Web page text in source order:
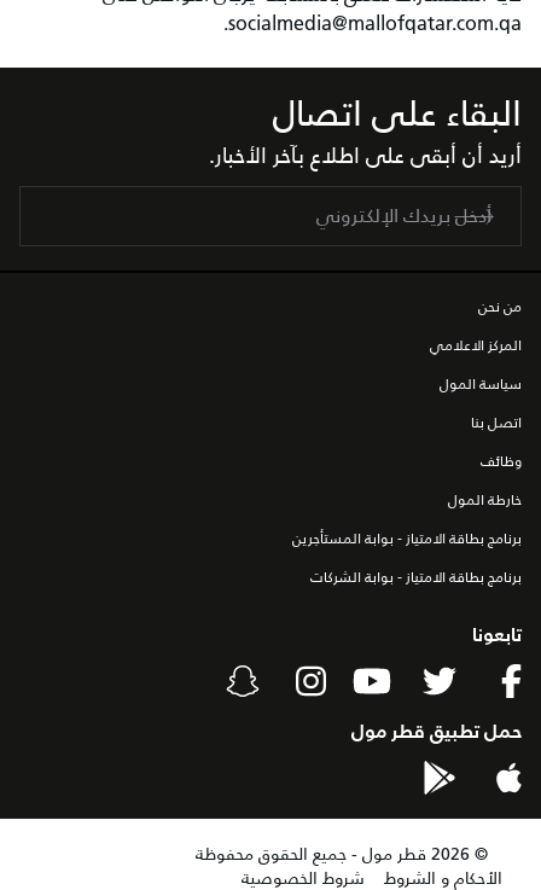
socialmedia@mallofqatar.com.qa.
البقاء على اتصال
أريد أن أبقى على اطلاع بآخر الأخبار.
من نحن
المركز الاعلامي
سياسة المول
اتصل بنا
وظائف
خارطة المول
برنامج بطاقة الامتياز - بوابة المستأجرين
برنامج بطاقة الامتياز - بوابة الشركات
تابعونا
حمل تطبيق قطر مول
©
2026 قطر مول - جميع الحقوق محفوظة
الأحكام و الشروط
شروط الخصوصية